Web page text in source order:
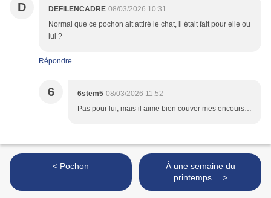
D DEFILENCADRE 08/03/2026 10:31
Normal que ce pochon ait attiré le chat, il était fait pour elle ou
lui ?
Répondre
6 6stem5 08/03/2026 11:52
Pas pour lui, mais il aime bien couver mes encours…
< Pochon
À une semaine du
printemps… >